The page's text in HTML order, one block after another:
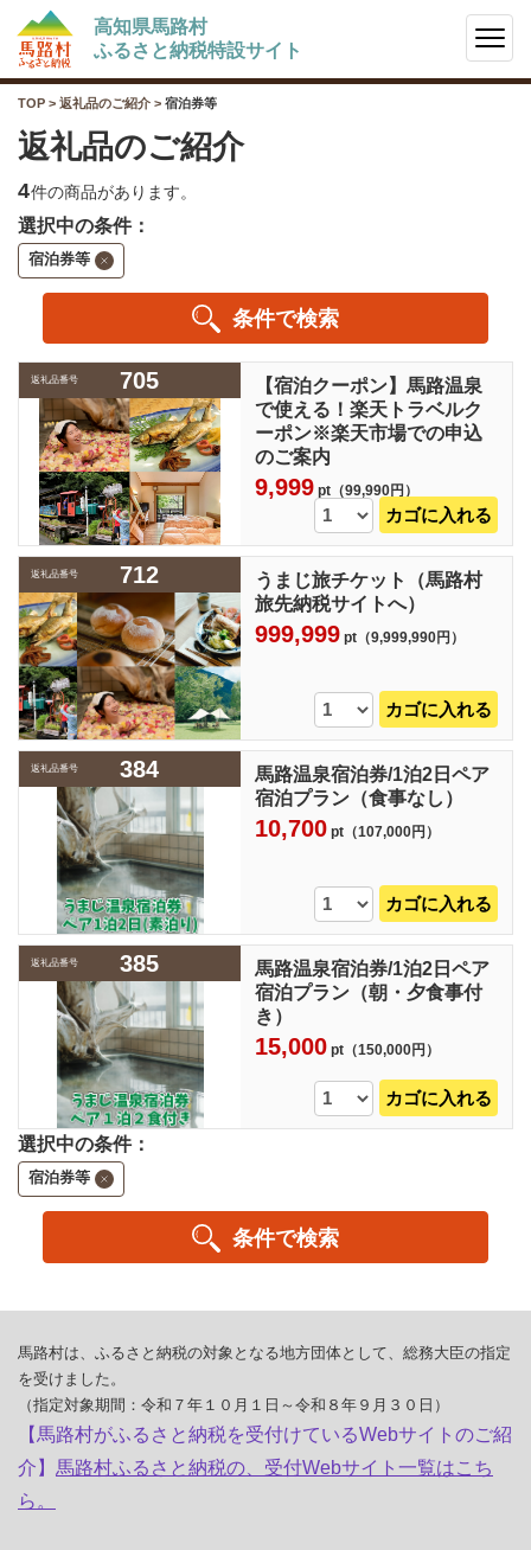
高知県馬路村
ふるさと納税特設サイト
TOP > 返礼品のご紹介 > 宿泊券等
返礼品のご紹介
4件の商品があります。
選択中の条件：
宿泊券等
条件で検索
【宿泊クーポン】馬路温泉
で使える！楽天トラベルク
ーポン※楽天市場での申込
のご案内
9,999 pt（99,990円）
カゴに入れる
返礼品番号 705
うまじ旅チケット（馬路村
旅先納税サイトへ）
999,999 pt（9,999,990円）
カゴに入れる
返礼品番号 712
馬路温泉宿泊券/1泊2日ペア
宿泊プラン（食事なし）
10,700 pt（107,000円）
カゴに入れる
返礼品番号 384
馬路温泉宿泊券/1泊2日ペア
宿泊プラン（朝・夕食事付
き）
15,000 pt（150,000円）
カゴに入れる
返礼品番号 385
選択中の条件：
宿泊券等
条件で検索
馬路村は、ふるさと納税の対象となる地方団体として、総務大臣の指定
を受けました。
（指定対象期間：令和７年１０月１日～令和８年９月３０日）
【馬路村がふるさと納税を受付けているWebサイトのご紹
介】 馬路村ふるさと納税の、受付Webサイト一覧はこち
ら。